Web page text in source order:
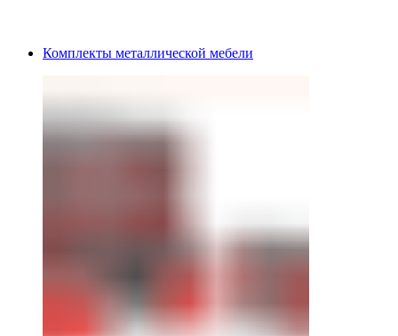
Комплекты металлической мебели